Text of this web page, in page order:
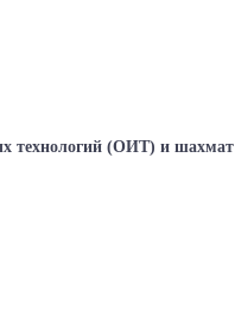
технологий (ОИТ) и шахмат